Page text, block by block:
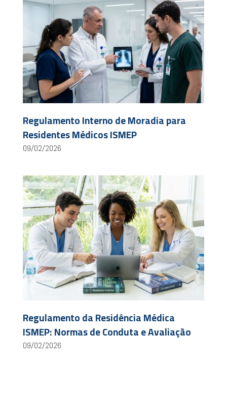
Regulamento Interno de Moradia para
Residentes Médicos ISMEP
09/02/2026
Regulamento da Residência Médica
ISMEP: Normas de Conduta e Avaliação
09/02/2026